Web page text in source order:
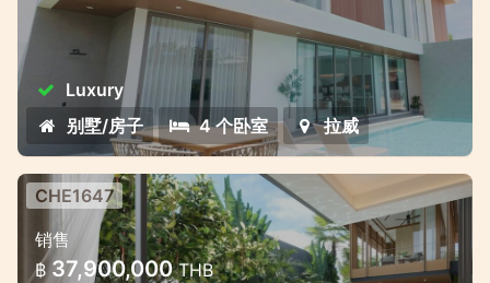
Bliss Hideaway 是一個集舒適風格和魅力於一
體的豪華泳池別墅專案。建築群包括七棟優雅
的兩層別墅，設有 4 間臥室和 5 間浴室。別墅
設有游泳池、休閒區、露台和花園。出售的別
墅包括內置家具、空調、廚房設備和景觀區。
Luxury
别墅/房子
4 个卧室 拉威
普吉岛高端别墅项目 — 限量发售，详
情请垂询
CHE1647
销售
฿ 37,900,000THB